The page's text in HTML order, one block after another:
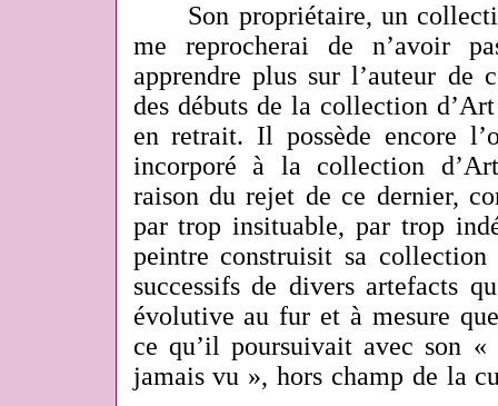
Son propriétaire, un
me reprocherai de n’avoir
apprendre plus sur l’auteur de
des débuts de la collection
en retrait. Il possède encore
incorporé à la collection
raison du rejet de ce dernier,
par trop insituable, par trop
peintre construisit sa
successifs de divers artefacts
évolutive au fur et à mesure
ce qu’il poursuivait avec son
jamais vu », hors champ de la